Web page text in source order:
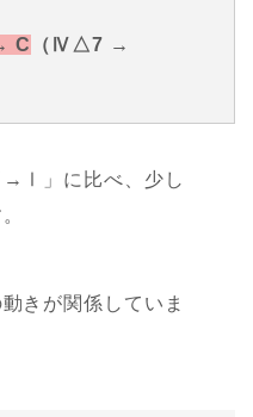
C
（Ⅳ△7 →
」に比べ、少し
きが関係していま